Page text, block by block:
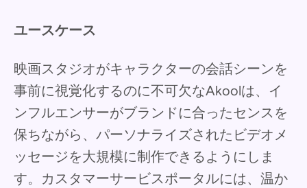
ユースケース
映画スタジオがキャラクターの会話シーンを
事前に視覚化するのに不可欠なAkoolは、イ
ンフルエンサーがブランドに合ったセンスを
保ちながら、パーソナライズされたビデオメ
ッセージを大規模に制作できるようにしま
す。カスタマーサービスポータルには、温か